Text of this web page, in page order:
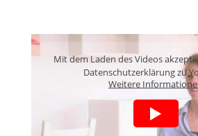
Mit dem Laden des Videos
Datenschutzerklärung zu
Weitere